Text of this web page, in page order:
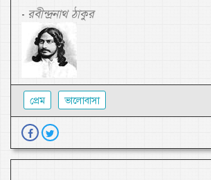
- রবীন্দ্রনাথ ঠাকুর
প্রেম ভালোবাসা